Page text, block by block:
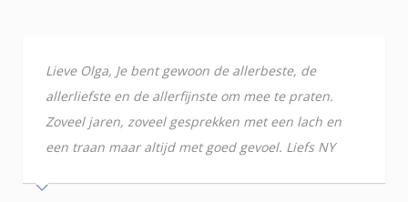
Lieve Olga, Je bent gewoon de allerbeste, de
allerliefste en de allerfijnste om mee te praten.
Zoveel jaren, zoveel gesprekken met een lach en
een traan maar altijd met goed gevoel. Liefs NY